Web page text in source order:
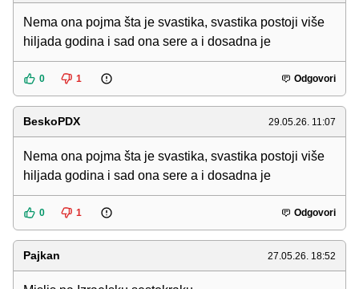
Nema ona pojma šta je svastika, svastika postoji više
hiljada godina i sad ona sere a i dosadna je
0 1 Odgovori
BeskoPDX 29.05.26. 11:07
Nema ona pojma šta je svastika, svastika postoji više
hiljada godina i sad ona sere a i dosadna je
0 1 Odgovori
Pajkan 27.05.26. 18:52